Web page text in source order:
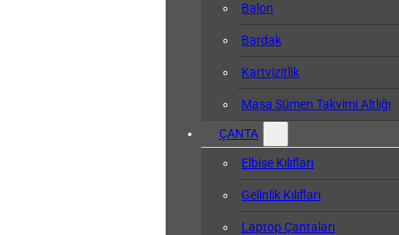
Balon
Bardak
Kartvizitlik
Masa Sümen Takvimi Altlığı
ÇANTA
Elbise Kılıfları
Gelinlik Kılıfları
Laptop Çantaları